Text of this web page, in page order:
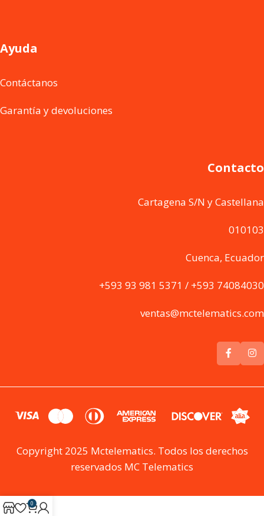
Ayuda
Contáctanos
Garantía y devoluciones
Contacto
Cartagena S/N y Castellana
010103
Cuenca, Ecuador
+593 93 981 5371 / +593 74084030
ventas@mctelematics.com
Copyright 2025 Mctelematics. Todos los derechos
reservados MC Telematics
0